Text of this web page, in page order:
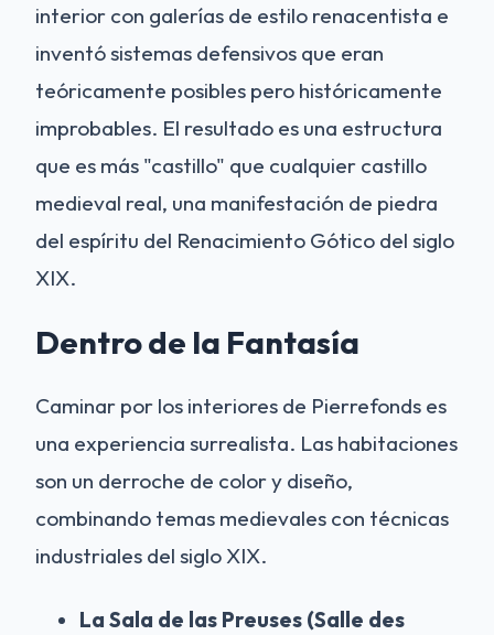
interior con galerías de estilo renacentista e
inventó sistemas defensivos que eran
teóricamente posibles pero históricamente
improbables. El resultado es una estructura
que es más "castillo" que cualquier castillo
medieval real, una manifestación de piedra
del espíritu del Renacimiento Gótico del siglo
XIX.
Dentro de la Fantasía
Caminar por los interiores de Pierrefonds es
una experiencia surrealista. Las habitaciones
son un derroche de color y diseño,
combinando temas medievales con técnicas
industriales del siglo XIX.
La Sala de las Preuses (Salle des